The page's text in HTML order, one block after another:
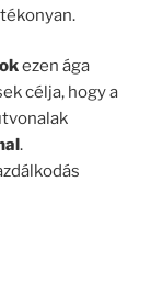
ezen ága
célja, hogy a
.